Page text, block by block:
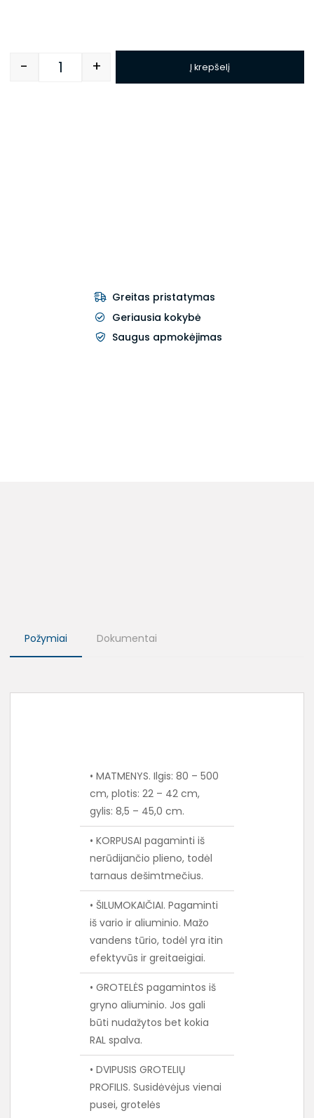
Quantity
- + Į krepšelį
Greitas pristatymas
Geriausia kokybė
Saugus apmokėjimas
Požymiai Dokumentai
• MATMENYS. Ilgis: 80 – 500
cm, plotis: 22 – 42 cm,
gylis: 8,5 – 45,0 cm.
• KORPUSAI pagaminti iš
nerūdijančio plieno, todėl
tarnaus dešimtmečius.
• ŠILUMOKAIČIAI. Pagaminti
iš vario ir aliuminio. Mažo
vandens tūrio, todėl yra itin
efektyvūs ir greitaeigiai.
• GROTELĖS pagamintos iš
gryno aliuminio. Jos gali
būti nudažytos bet kokia
RAL spalva.
• DVIPUSIS GROTELIŲ
PROFILIS. Susidėvėjus vienai
pusei, grotelės